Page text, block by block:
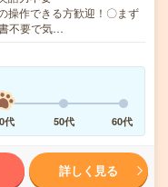
作できる方歓迎！〇まず
不要で気…
代 50代 60代
詳しく見る